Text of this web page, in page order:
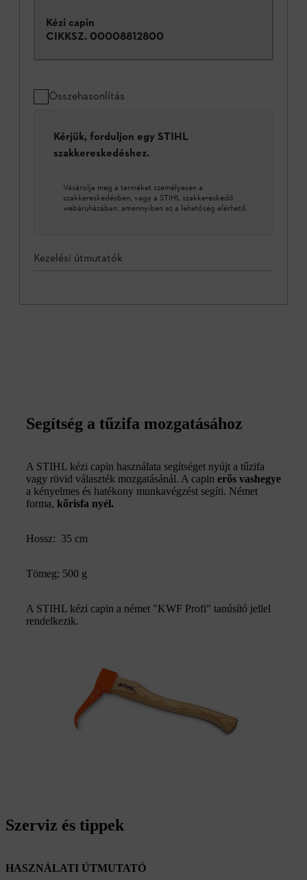
Kézi capin
CIKKSZ. 00008812800
Összehasonlítás
Kérjük, forduljon egy STIHL
szakkereskedéshez.
Vásárolja meg a terméket személyesen a
szakkereskedésben, vagy a STIHL szakkereskedő
webáruházában, amennyiben ez a lehetőség elérhető.
Kezelési útmutatók
Segítség a tűzifa mozgatásához
A STIHL kézi capin használata segítséget nyújt a tűzifa
vagy rövid választék mozgatásánál. A capin erős vashegye
a kényelmes és hatékony munkavégzést segíti. Német
forma, kőrisfa nyél.
Hossz: 35 cm
Tömeg: 500 g
A STIHL kézi capin a német "KWF Profi" tanúsító jellel
rendelkezik.
Szerviz és tippek
HASZNÁLATI ÚTMUTATÓ